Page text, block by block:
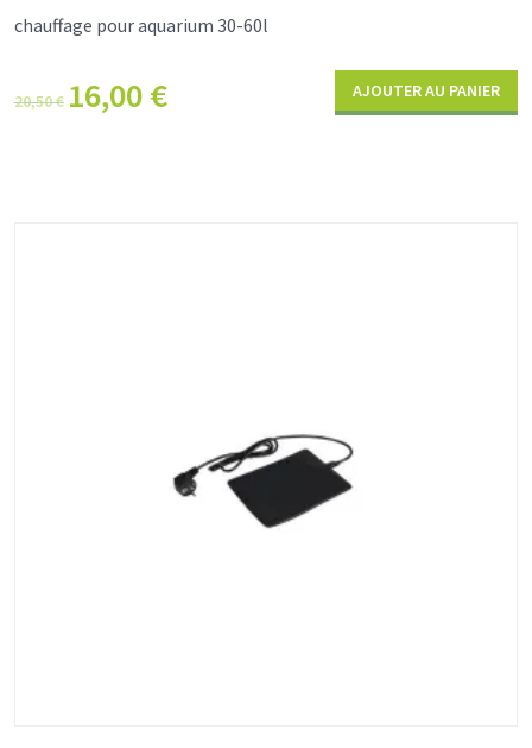
chauffage pour aquarium 30-60l
20,50€ 16,00€ AJOUTER AU PANIER